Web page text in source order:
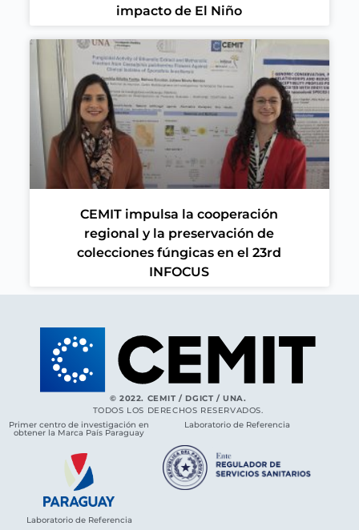
impacto de El Niño
CEMIT impulsa la cooperación
regional y la preservación de
colecciones fúngicas en el 23rd
INFOCUS
© 2022. CEMIT / DGICT / UNA.
TODOS LOS DERECHOS RESERVADOS.
Primer centro de investigación en
obtener la Marca País Paraguay
Laboratorio de Referencia
Laboratorio de Referencia